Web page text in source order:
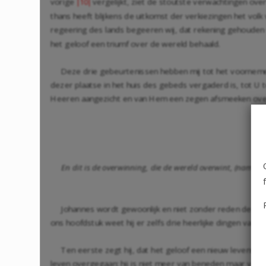
|10|
thans heeft blijkens de uitkomst der verkiezingen het
regeering des lands begeeren wij, dat rekening
het geloof een triumf over de wereld behaald.
Deze drie gebeurtenissen hebben mij tot het
dezer plaatse in het huis des gebeds vergaderd is, tot U
Heeren aangezicht en van Hem een zegen afsmeeken
En dit is de overwinning, die de wereld overwint,
Johannes wordt gewoonlijk en niet zonder reden de
ons hoofdstuk weet hij er zelfs drie heerlijke dingen van te
Ten eerste zegt hij, dat het geloof een nieuw
leven overgegaan; hij is niet meer van beneden maar